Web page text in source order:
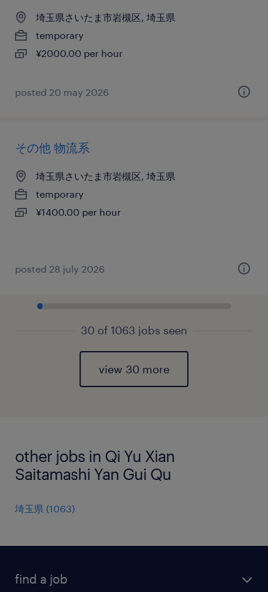
埼玉県さいたま市岩槻区, 埼玉県
temporary
¥2000.00 per hour
posted 20 may 2026
その他 物流系
埼玉県さいたま市岩槻区, 埼玉県
temporary
¥1400.00 per hour
posted 28 july 2026
30 of 1063 jobs seen
view 30 more
other jobs in Qi Yu Xian
Saitamashi Yan Gui Qu
埼玉県 (1063)
find a job